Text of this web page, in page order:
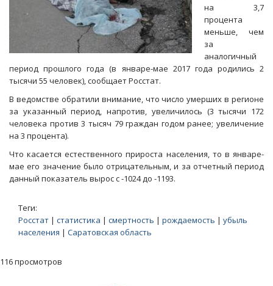
на 3,7
процента
меньше, чем
за
аналогичный
период прошлого года (в январе-мае 2017 года родились 2
тысячи 55 человек), сообщает Росстат.
В ведомстве обратили внимание, что число умерших в регионе
за указанный период, напротив, увеличилось (3 тысячи 172
человека против 3 тысяч 79 граждан годом ранее; увеличение
на 3 процента).
Что касается естественного прироста населения, то в январе-
мае его значение было отрицательным, и за отчетный период
данный показатель вырос с -1024 до -1193.
Теги:
Росстат | статистика | смертность | рождаемость | убыль
населения | Саратовская область
116 просмотров